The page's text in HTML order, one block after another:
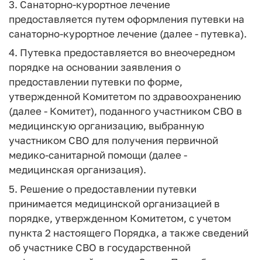
3. Санаторно-курортное лечение
предоставляется путем оформления путевки на
санаторно-курортное лечение (далее - путевка).
4. Путевка предоставляется во внеочередном
порядке на основании заявления о
предоставлении путевки по форме,
утвержденной Комитетом по здравоохранению
(далее - Комитет), поданного участником СВО в
медицинскую организацию, выбранную
участником СВО для получения первичной
медико-санитарной помощи (далее -
медицинская организация).
5. Решение о предоставлении путевки
принимается медицинской организацией в
порядке, утвержденном Комитетом, с учетом
пункта 2 настоящего Порядка, а также сведений
об участнике СВО в государственной